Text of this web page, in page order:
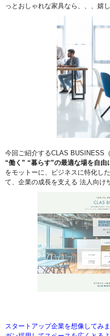
っとおしゃれな家具なら、、、嬉
今回ご紹介するCLAS BUSINESS
“働く” “暮らす”の最適な場を自由
をモットーに、ビジネスに特化し
て、企業の成長を支える 法人向け
スタートアップ企業を想像してみ